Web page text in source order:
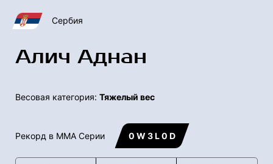
Сербия
Алич Аднан
Весовая категория: Тяжелый вес
Рекорд в ММА Серии 0 W 3 L 0 D